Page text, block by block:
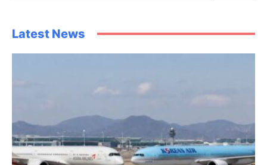
Latest News